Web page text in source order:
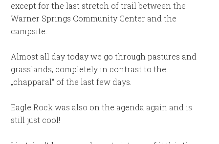
except for the last stretch of trail between the
Warner Springs Community Center and the
campsite.
Almost all day today we go through pastures and
grasslands, completely in contrast to the
„chapparal“ of the last few days.
Eagle Rock was also on the agenda again and is
still just cool!